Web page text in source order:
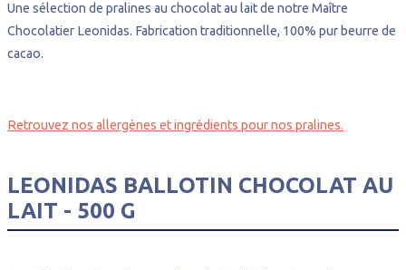
Une sélection de pralines au chocolat au lait de notre Maître
Chocolatier Leonidas. Fabrication traditionnelle, 100% pur beurre de
cacao.
Retrouvez nos allergènes et ingrédients pour nos pralines.
LEONIDAS BALLOTIN CHOCOLAT AU
LAIT - 500 G